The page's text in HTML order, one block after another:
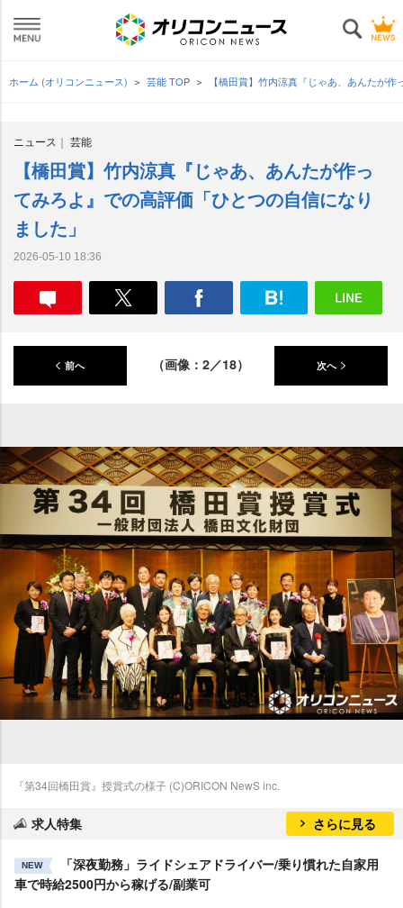
ホーム (オリコンニュース) 芸能 TOP 【橋田賞】竹内涼真『じゃあ、あんたが
ニュース 芸能
【橋田賞】竹内涼真『じゃあ、あんたが作っ
てみろよ』での高評価「ひとつの自信になり
ました」
2026-05-10 18:36
前へ （画像：2／18） 次へ
『第34回橋田賞』授賞式の様子 (C)ORICON NewS inc.
求人特集 さらに見る
NEW
「深夜勤務」ライドシェアドライバー/乗り慣れた自家用
車で時給2500円から稼げる/副業可